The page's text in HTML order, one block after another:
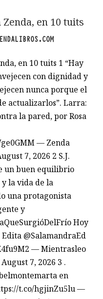
Zenda, en 10 tuits
en 10 tuits 1 “Hay
con dignidad y
nunca porque el
actualizarlos”. Larra:
la pared, por Rosa
— Zenda
7, 2026 2 S.J.
un buen equilibrio
la vida de la
una protagonista
y
Hoy
@SalamandraEd
— Mientrasleo
7, 2026 3 .
en
t.co/hgjinZu5lu —